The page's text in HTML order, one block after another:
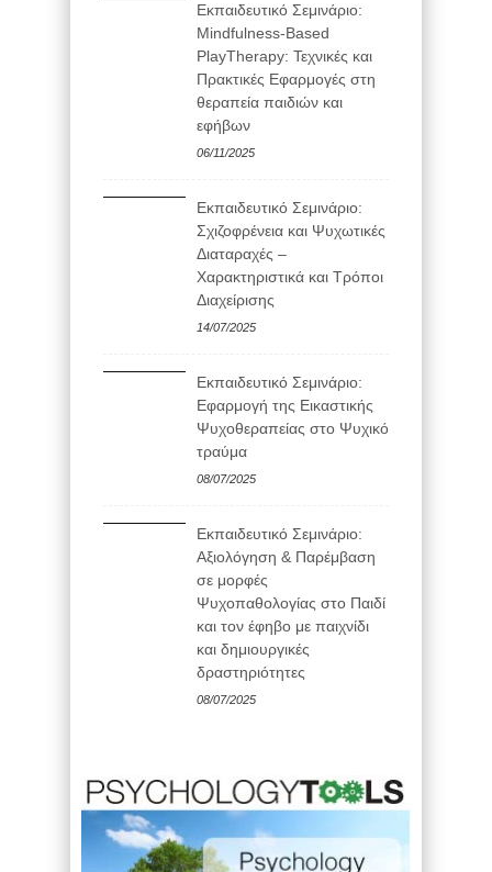
Εκπαιδευτικό Σεμινάριο:
Mindfulness-Based
PlayTherapy: Τεχνικές και
Πρακτικές Εφαρμογές στη
θεραπεία παιδιών και
εφήβων
06/11/2025
Εκπαιδευτικό Σεμινάριο:
Σχιζοφρένεια και Ψυχωτικές
Διαταραχές –
Χαρακτηριστικά και Τρόποι
Διαχείρισης
14/07/2025
Εκπαιδευτικό Σεμινάριο:
Εφαρμογή της Εικαστικής
Ψυχοθεραπείας στο Ψυχικό
τραύμα
08/07/2025
Εκπαιδευτικό Σεμινάριο:
Αξιολόγηση & Παρέμβαση
σε μορφές
Ψυχοπαθολογίας στο Παιδί
και τον έφηβο με παιχνίδι
και δημιουργικές
δραστηριότητες
08/07/2025